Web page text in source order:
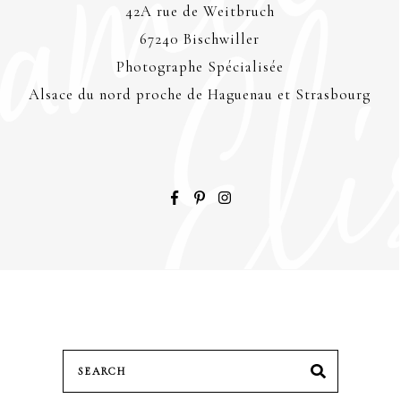
42A rue de Weitbruch
67240 Bischwiller
Photographe Spécialisée
Alsace du nord proche de Haguenau et Strasbourg
Search
for:
SEARCH